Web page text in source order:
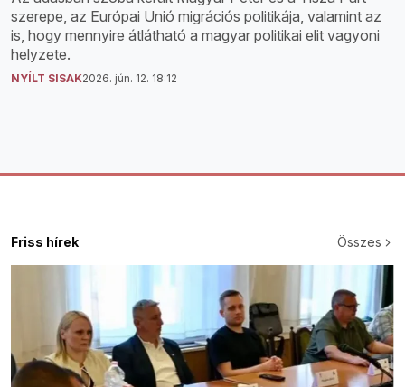
szerepe, az Európai Unió migrációs politikája, valamint az
is, hogy mennyire átlátható a magyar politikai elit vagyoni
helyzete.
NYÍLT SISAK2026. jún. 12. 18:12
Friss hírek Összes